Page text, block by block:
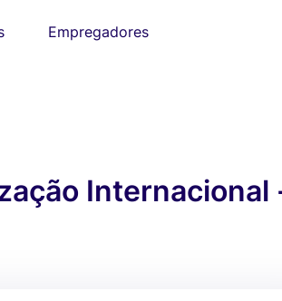
Empregadores
Internacional